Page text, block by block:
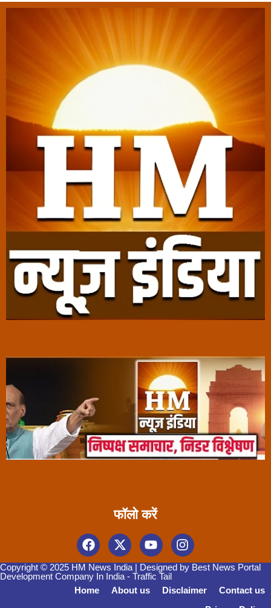
फॉलो करें
Copyright © 2025 HM News India | Designed by Best News Portal
Development Company In India - Traffic Tail
Home
About us Disclaimer
Contact us